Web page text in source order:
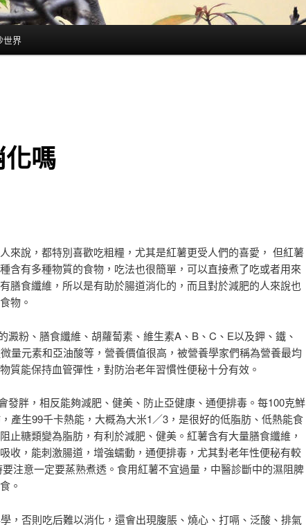
世界
嗎
來說，都特別喜歡吃粗糧，尤其是紅薯更受人們的喜愛， 但紅薯
含有多種物質的食物，吃法也很簡單，可以直接煮了吃或者用來
膳食纖維，所以是有助於腸道消化的，而且對於減肥的人來說也
物。
澱粉、膳食纖維、胡蘿蔔素、維生素A、B、C、E以及鉀、鐵、
量元素和亞油酸等，營養價值很高，被營養學家們稱為營養最均
質能保持血管彈性，對防治老年習慣性便秘十分有效。
發胖，相反能夠減肥、健美、防止亞健康、通便排毒。每100克鮮
產生99千卡熱能，大概為大米1／3，是很好的低脂肪、低熱能食
止糖類變為脂肪，有利於減肥、健美。紅薯含有大量膳食纖維，
收，能刺激腸道，增強蠕動，通便排毒，尤其對老年性便秘有較
注意一定要蒸熟煮透。食用紅薯不宜過量，中醫診斷中的濕阻脾
。
，否則吃后難以消化，還會出現腹脹、燒心、打嗝、泛酸、排氣